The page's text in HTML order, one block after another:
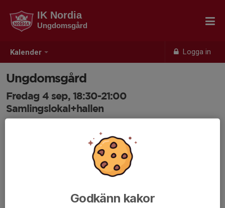
Kalender Logga in
IK Nordia
Ungdomsgård
Ungdomsgård
Fredag 4 sep, 18:30-21:00
Samlingslokal+hallen
Anmälan är öppen för ungdomsgårds alla medlemmar.
Godkänn kakor